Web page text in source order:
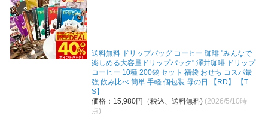
送料無料 ドリップバッグ コーヒー 珈琲 "みんなで
楽しめる大容量ドリップパック" 澤井珈琲 ドリップ
コーヒー 10種 200袋 セット 福袋 おせち コスパ最
強 飲み比べ 簡単 手軽 個包装 母の日 【RD】 【T
S】
価格：15,980円（税込、送料無料) (2026/5/10時
点)